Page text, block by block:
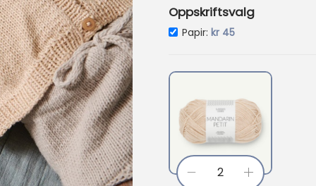
7
.
Oppskriftsvalg
Papir: kr45Nåværende pris